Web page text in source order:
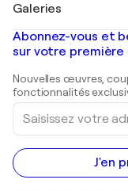
Banksy
Mr. Brainwash
Shepard Fairey
Tableaux abstraits à
Peintures de
Estampes
Peintures acryliques
Galeries
Galeries d'art en
Galeries d'art en
Abonnez-vous et
sur votre première
Nouvelles œuvres,
fonctionnalités
Saisissez
votre
adresse
e-
mail
J'en